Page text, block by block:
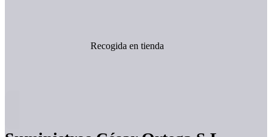
Recogida en tienda